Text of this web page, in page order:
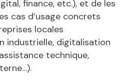
finance, etc.), et de les
cas d’usage concrets
locales
industrielle, digitalisation
technique,